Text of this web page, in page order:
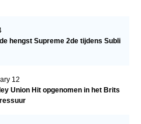
hengst Supreme 2de tijdens Subli
12
Union Hit opgenomen in het Brits